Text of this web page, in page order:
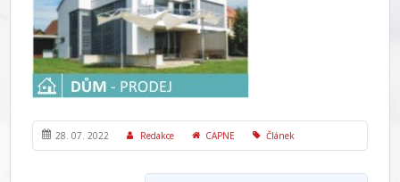
28. 07. 2022 Redakce CAPNE Článek